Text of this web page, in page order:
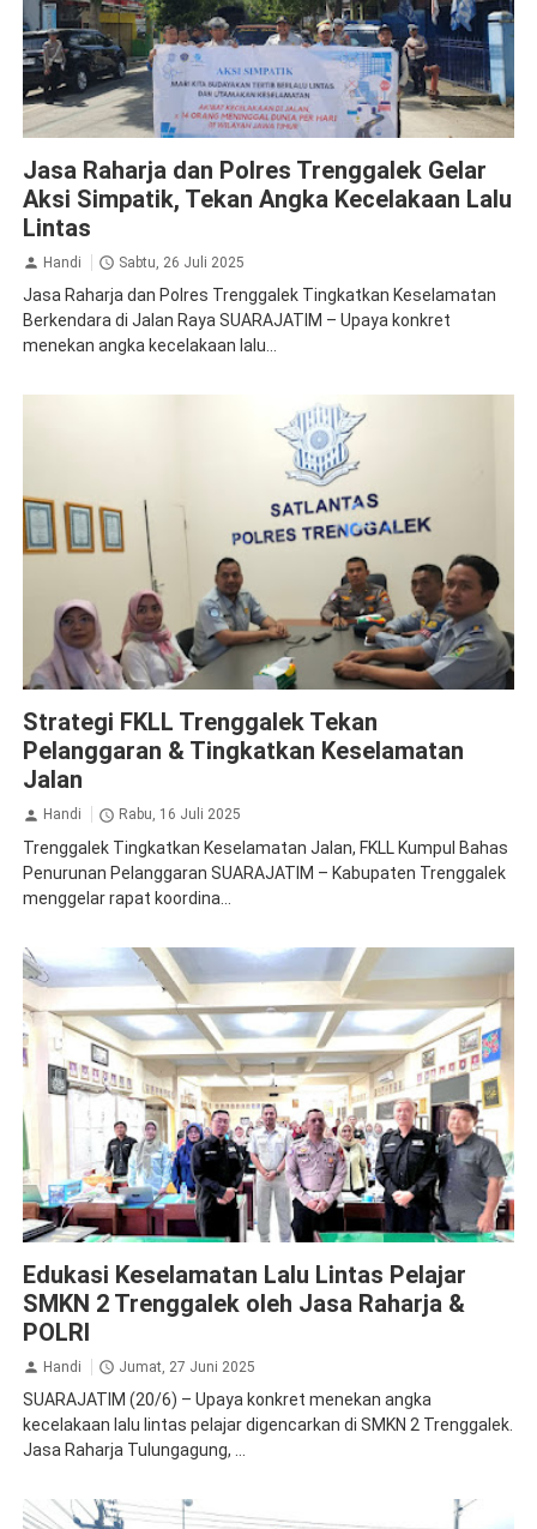
Jasa Raharja dan Polres Trenggalek Gelar
Aksi Simpatik, Tekan Angka Kecelakaan Lalu
Lintas
Handi Sabtu, 26 Juli 2025
Jasa Raharja dan Polres Trenggalek Tingkatkan Keselamatan
Berkendara di Jalan Raya SUARAJATIM – Upaya konkret
menekan angka kecelakaan lalu...
Strategi FKLL Trenggalek Tekan
Pelanggaran & Tingkatkan Keselamatan
Jalan
Handi Rabu, 16 Juli 2025
Trenggalek Tingkatkan Keselamatan Jalan, FKLL Kumpul Bahas
Penurunan Pelanggaran SUARAJATIM – Kabupaten Trenggalek
menggelar rapat koordina...
Edukasi Keselamatan Lalu Lintas Pelajar
SMKN 2 Trenggalek oleh Jasa Raharja &
POLRI
Handi Jumat, 27 Juni 2025
SUARAJATIM (20/6) – Upaya konkret menekan angka
kecelakaan lalu lintas pelajar digencarkan di SMKN 2 Trenggalek.
Jasa Raharja Tulungagung, ...